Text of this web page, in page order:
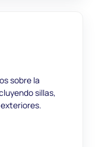
sobre la
sillas,